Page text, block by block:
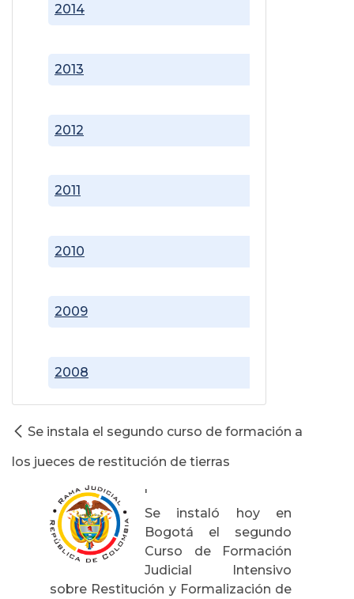
2008
2009
2010
2011
2012
2013
2014
Se instala el segundo curso de formación a
los jueces de restitución de tierras
'
Se instaló hoy en
Bogotá el segundo
Curso de Formación
Judicial Intensivo
sobre Restitución y Formalización de